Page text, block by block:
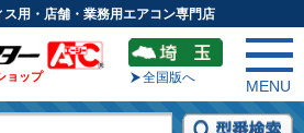
ス用・店舗・業務用エアコン専門店
ョップ 全国版へ
MENU